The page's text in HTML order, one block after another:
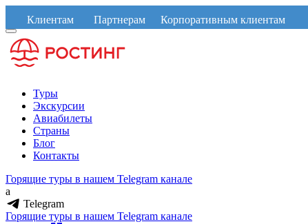
Клиентам Партнерам Корпоративным клиентам
Туры
Экскурсии
Авиабилеты
Страны
Блог
Контакты
Горящие туры в нашем Telegram канале
a
Telegram
Горящие туры в нашем Telegram канале